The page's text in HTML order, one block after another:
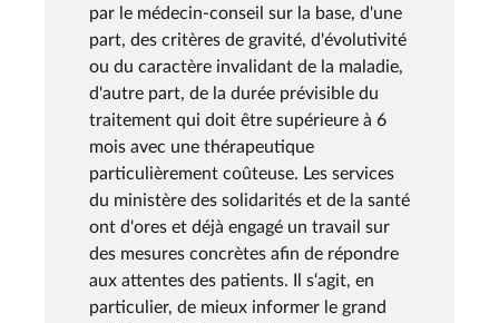
par le médecin-conseil sur la base, d'une
part, des critères de gravité, d'évolutivité
ou du caractère invalidant de la maladie,
d'autre part, de la durée prévisible du
traitement qui doit être supérieure à 6
mois avec une thérapeutique
particulièrement coûteuse. Les services
du ministère des solidarités et de la santé
ont d'ores et déjà engagé un travail sur
des mesures concrètes afin de répondre
aux attentes des patients. Il s‘agit, en
particulier, de mieux informer le grand